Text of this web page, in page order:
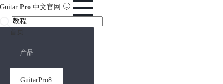
Guitar Pro 中文官网
产品
GuitarPro8